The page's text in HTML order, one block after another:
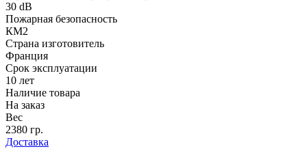
30 dB
Пожарная безопасность
КМ2
Страна изготовитель
Франция
Срок эксплуатации
10 лет
Наличие товара
На заказ
Вес
2380 гр.
Доставка